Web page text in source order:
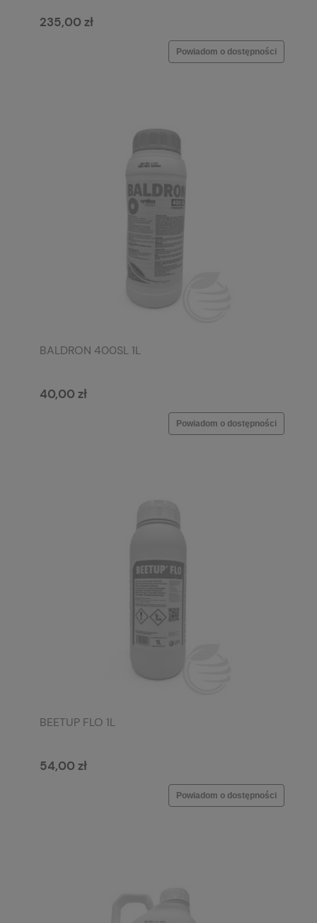
235,00 zł
Powiadom o dostępności
BALDRON 400SL 1L
40,00 zł
Powiadom o dostępności
BEETUP FLO 1L
54,00 zł
Powiadom o dostępności